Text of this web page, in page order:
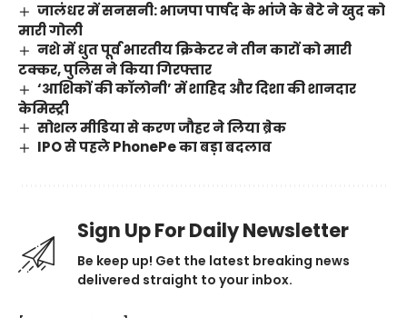
जालंधर में सनसनी: भाजपा पार्षद के भांजे के बेटे ने खुद को
मारी गोली
नशे में धुत पूर्व भारतीय क्रिकेटर ने तीन कारों को मारी
टक्कर, पुलिस ने किया गिरफ्तार
‘आशिकों की कॉलोनी’ में शाहिद और दिशा की शानदार
केमिस्ट्री
सोशल मीडिया से करण जौहर ने लिया ब्रेक
IPO से पहले PhonePe का बड़ा बदलाव
Sign Up For Daily Newsletter
Be keep up! Get the latest breaking news
delivered straight to your inbox.